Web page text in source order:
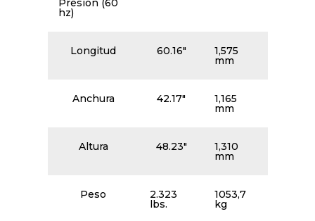
Presión (60
hz)
Longitud 60.16″ 1,575
mm
Anchura 42.17″ 1,165
mm
Altura 48.23″ 1,310
mm
Peso 2.323
lbs.
1053,7
kg